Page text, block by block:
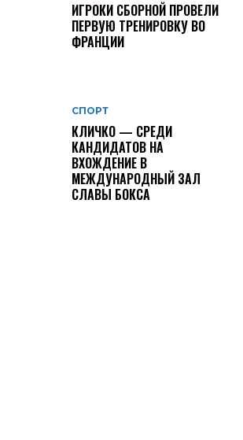
ИГРОКИ СБОРНОЙ ПРОВЕЛИ
ПЕРВУЮ ТРЕНИРОВКУ ВО
ФРАНЦИИ
СПОРТ
КЛИЧКО — СРЕДИ
КАНДИДАТОВ НА
ВХОЖДЕНИЕ В
МЕЖДУНАРОДНЫЙ ЗАЛ
СЛАВЫ БОКСА